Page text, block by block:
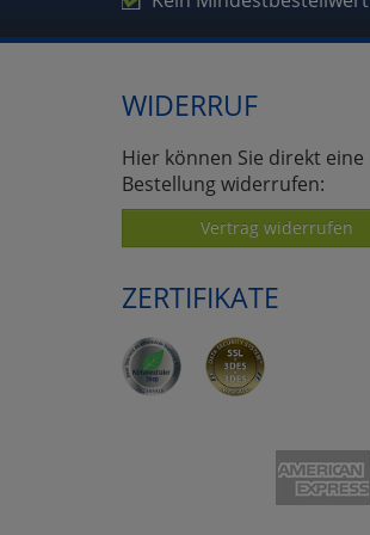
WIDERRUF
Hier können Sie direkt eine
Bestellung widerrufen:
Vertrag widerrufen
ZERTIFIKATE